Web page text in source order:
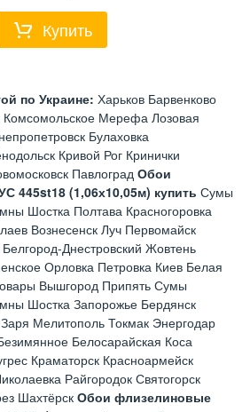
Купить
по Украине: Харьков Барвенково
Мерефа Лозовая
Булаховка
Кривой Рог Кринички
Павлоград Обои
445st18 (1,06х10,05м) купить Сумы
Шостка Полтава Красногоровка
Вознесенск Луч Первомайск
Днестровский Жовтень
Орловка Петровка Киев Белая
Вышгород Припять Сумы
Шостка Запорожье Бердянск
Мелитополь Токмак Энергодар
Белосарайская Коса
Краматорск Красноармейск
Райгородок Святогорск
Шахтёрск Обои флизелиновые